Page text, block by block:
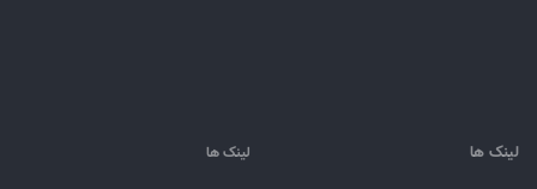
لینک ها لینک ها